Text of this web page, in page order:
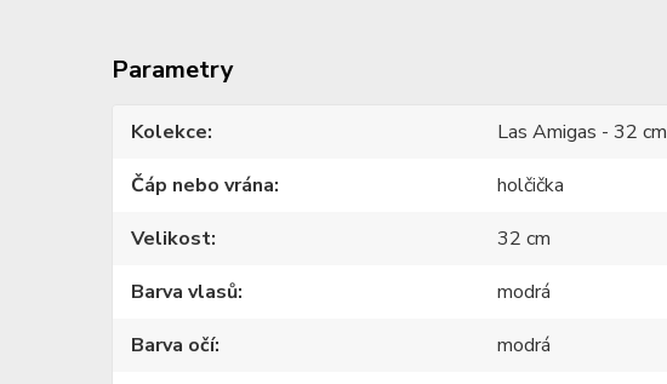
Parametry
Kolekce
Las Amigas - 32 cm
Čáp nebo vrána
holčička
Velikost
32 cm
Barva vlasů
modrá
Barva očí
modrá